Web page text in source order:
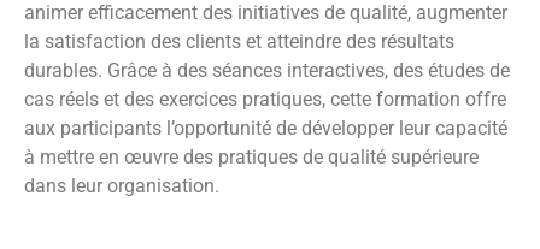
animer efficacement des initiatives de qualité, augmenter
la satisfaction des clients et atteindre des résultats
durables. Grâce à des séances interactives, des études de
cas réels et des exercices pratiques, cette formation offre
aux participants l’opportunité de développer leur capacité
à mettre en œuvre des pratiques de qualité supérieure
dans leur organisation.